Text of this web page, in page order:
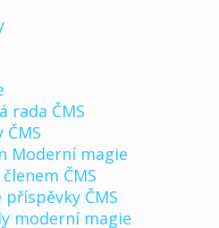
rada ČMS
ČMS
Moderní magie
ČMS
příspěvky ČMS
moderní magie